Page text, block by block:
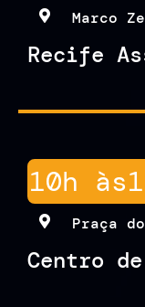
Marco
Recife
10h às
Praça
Centro